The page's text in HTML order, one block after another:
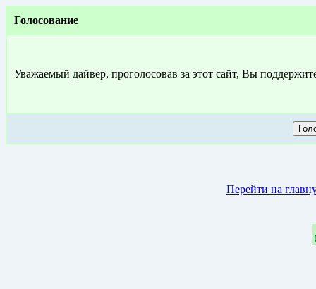
Голосование
Уважаемый дайвер, проголосовав за этот сайт, Вы
Перейти на